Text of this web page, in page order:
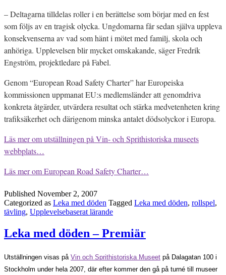
– Deltagarna tilldelas roller i en berättelse som börjar med en fest
som följs av en tragisk olycka. Ungdomarna får sedan själva uppleva
konsekvenserna av vad som hänt i mötet med familj, skola och
anhöriga. Upplevelsen blir mycket omskakande, säger Fredrik
Engström, projektledare på Fabel.
Genom “European Road Safety Charter” har Europeiska
kommissionen uppmanat EU:s medlemsländer att genomdriva
konkreta åtgärder, utvärdera resultat och stärka medvetenheten kring
trafiksäkerhet och därigenom minska antalet dödsolyckor i Europa.
Läs mer om utställningen på Vin- och Sprithistoriska museets
webbplats…
Läs mer om European Road Safety Charter…
Published November 2, 2007
Categorized as Leka med döden Tagged Leka med döden, rollspel,
tävling, Upplevelsebaserat lärande
Leka med döden – Premiär
Utställningen visas på Vin och Sprithistoriska Museet på Dalagatan 100 i
Stockholm under hela 2007, där efter kommer den gå på turné till museer